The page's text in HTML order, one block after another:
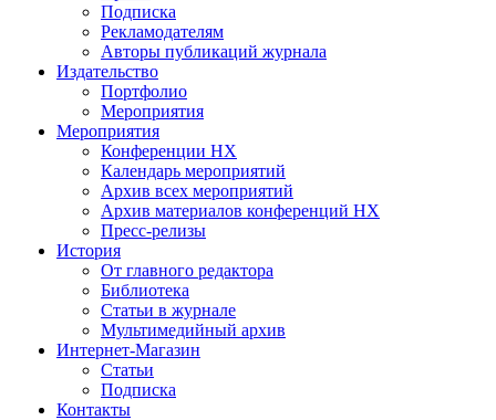
Подписка
Рекламодателям
Авторы публикаций журнала
Издательство
Портфолио
Мероприятия
Мероприятия
Конференции НХ
Календарь мероприятий
Архив всех мероприятий
Архив материалов конференций НХ
Пресс-релизы
История
От главного редактора
Библиотека
Статьи в журнале
Мультимедийный архив
Интернет-Магазин
Статьи
Подписка
Контакты